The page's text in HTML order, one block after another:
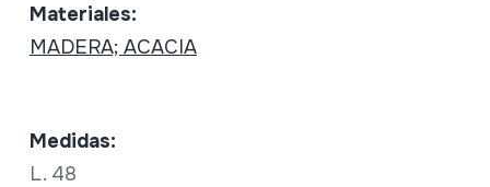
Materiales:
MADERA; ACACIA
Medidas:
L. 48